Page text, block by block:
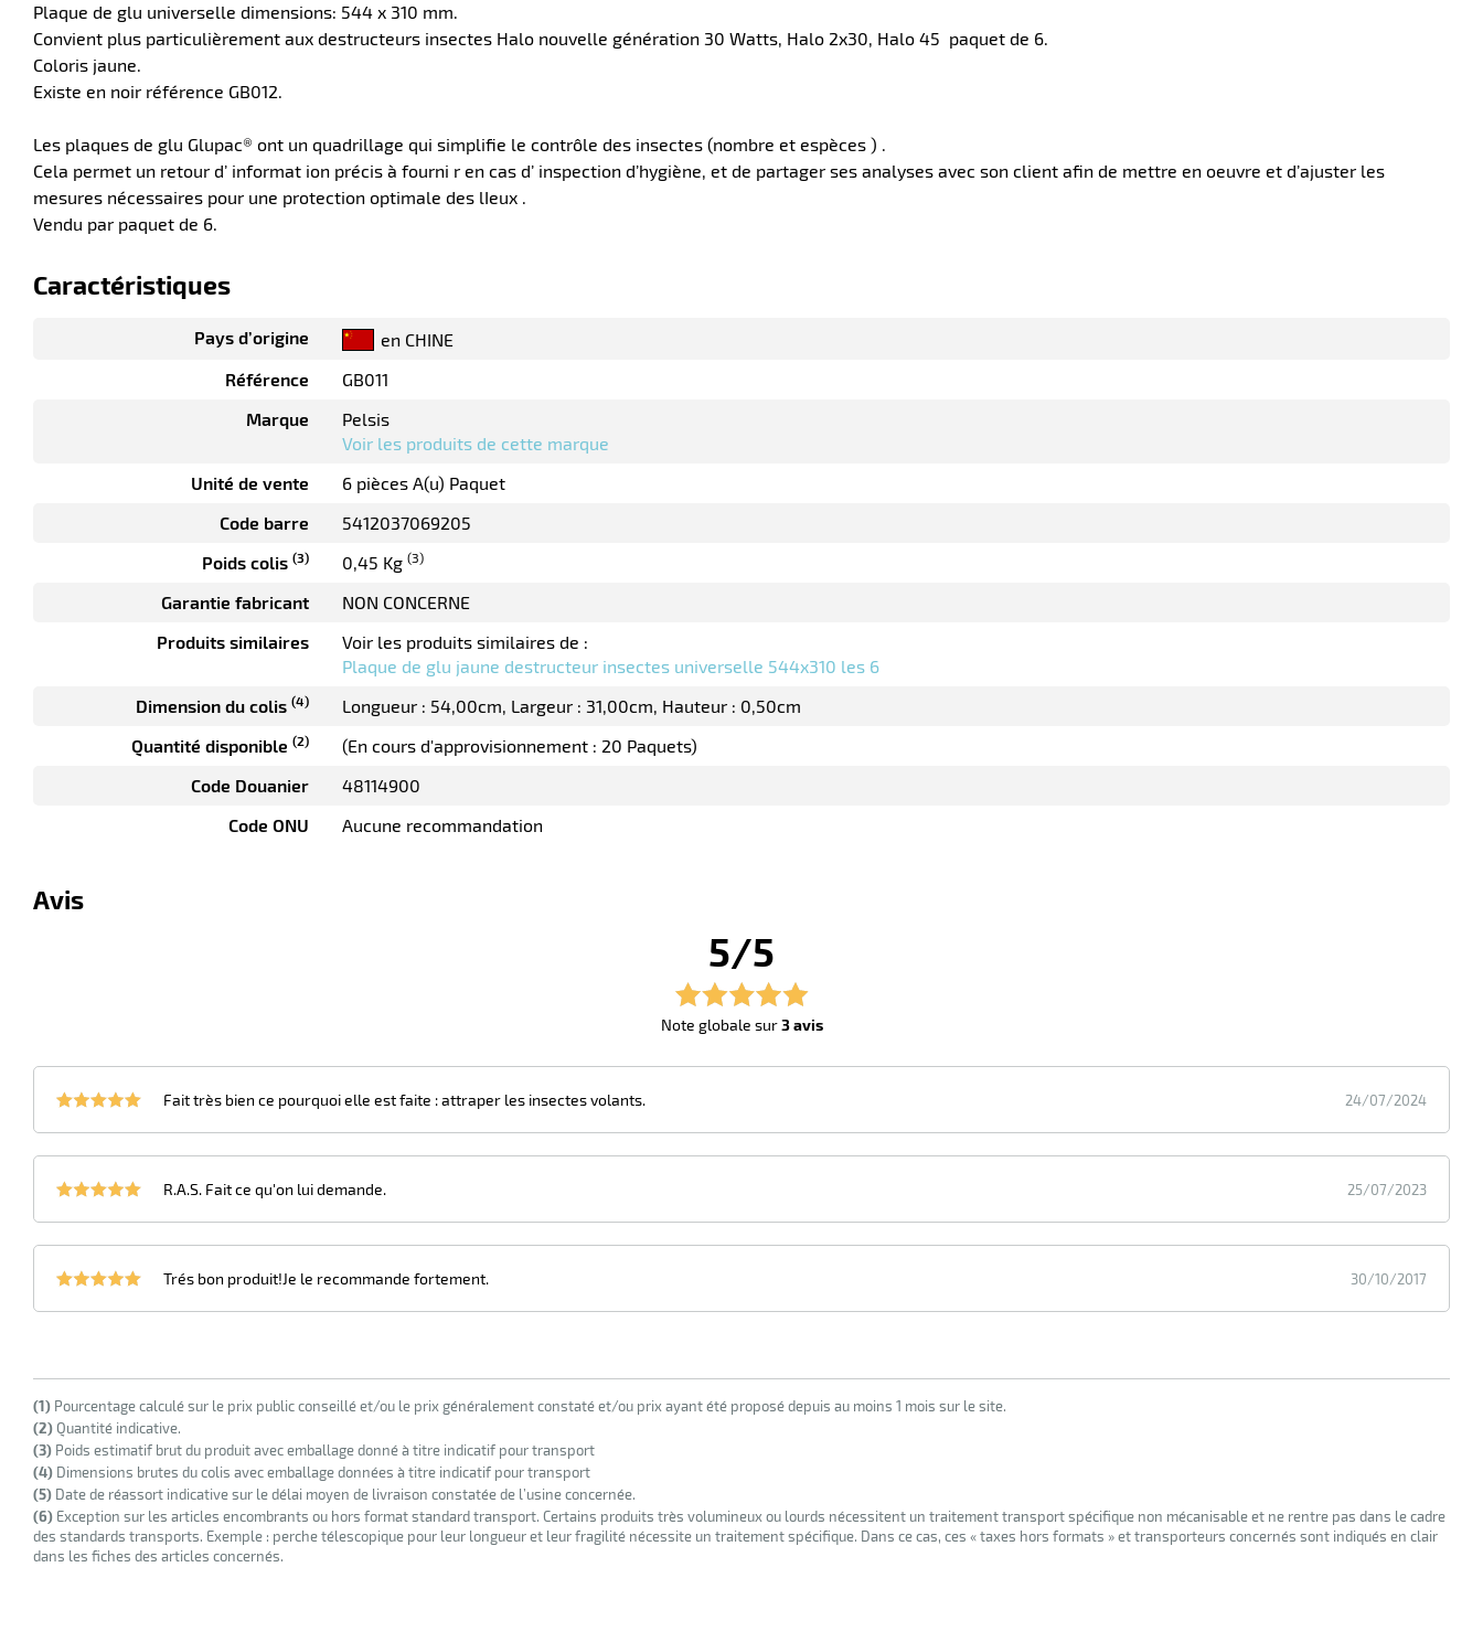
Plaque de glu universelle dimensions: 544 x 310 mm.
Convient plus particulièrement aux destructeurs insectes Halo nouvelle génération 30 Watts, Halo 2x30, Halo 45 paquet de 6.
Coloris jaune.
Existe en noir référence GB012.
Les plaques de glu Glupac® ont un quadrillage qui simplifie le contrôle des insectes (nombre et espèces ) .
Cela permet un retour d’ informat ion précis à fourni r en cas d’ inspection d’hygiène, et de partager ses analyses avec son client afin de mettre en oeuvre et d’ajuster les
mesures nécessaires pour une protection optimale des lIeux .
Vendu par paquet de 6.
Caractéristiques
Pays d’origine
en CHINE
Référence
GB011
Marque
Pelsis
Voir les produits de cette marque
Unité de vente
6 pièces A(u) Paquet
Code barre
5412037069205
Poids colis (3) 0,45 Kg (3)
Garantie fabricant
NON CONCERNE
Produits similaires
Voir les produits similaires de :
Plaque de glu jaune destructeur insectes universelle 544x310 les 6
Dimension du colis (4) Longueur : 54,00cm Largeur : 31,00cm Hauteur : 0,50cm
Quantité disponible (2)
(En cours d'approvisionnement : 20 Paquets)
Code Douanier
48114900
Code ONU
Aucune recommandation
Avis
5/5
Note globale sur3 avis
Fait très bien ce pourquoi elle est faite : attraper les insectes volants. 24/07/2024
R.A.S. Fait ce qu'on lui demande. 25/07/2023
Trés bon produit!Je le recommande fortement. 30/10/2017
(1) Pourcentage calculé sur le prix public conseillé et/ou le prix généralement constaté et/ou prix ayant été proposé depuis au moins 1 mois sur le site.
(2)Quantité indicative.
(3) Poids estimatif brut du produit avec emballage donné à titre indicatif pour transport
(4) Dimensions brutes du colis avec emballage données à titre indicatif pour transport
(5) Date de réassort indicative sur le délai moyen de livraison constatée de l’usine concernée.
(6) Exception sur les articles encombrants ou hors format standard transport. Certains produits très volumineux ou lourds nécessitent un traitement transport spécifique non mécanisable et ne rentre pas dans le cadre
des standards transports. Exemple : perche télescopique pour leur longueur et leur fragilité nécessite un traitement spécifique. Dans ce cas, ces « taxes hors formats » et transporteurs concernés sont indiqués en clair
dans les fiches des articles concernés.